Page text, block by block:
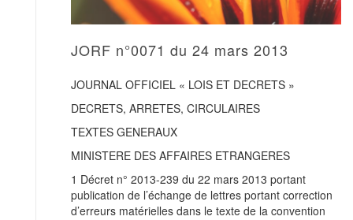
JORF n°0071 du 24 mars 2013
JOURNAL OFFICIEL « LOIS ET DECRETS »
DECRETS, ARRETES, CIRCULAIRES
TEXTES GENERAUX
MINISTERE DES AFFAIRES ETRANGERES
1 Décret n° 2013-239 du 22 mars 2013 portant
publication de l’échange de lettres portant correction
d’erreurs matérielles dans le texte de la convention